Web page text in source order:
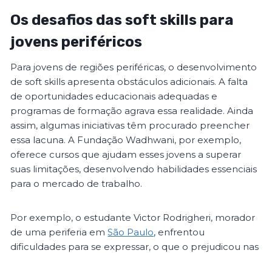
Os desafios das soft skills para
jovens periféricos
Para jovens de regiões periféricas, o desenvolvimento
de soft skills apresenta obstáculos adicionais. A falta
de oportunidades educacionais adequadas e
programas de formação agrava essa realidade. Ainda
assim, algumas iniciativas têm procurado preencher
essa lacuna. A Fundação Wadhwani, por exemplo,
oferece cursos que ajudam esses jovens a superar
suas limitações, desenvolvendo habilidades essenciais
para o mercado de trabalho.
Por exemplo, o estudante Victor Rodrigheri, morador
de uma periferia emSão Paulo, enfrentou
dificuldades para se expressar, o que o prejudicou nas